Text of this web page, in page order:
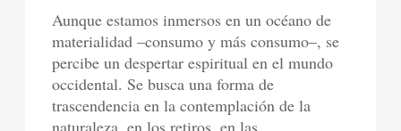
Aunque estamos inmersos en un océano de
materialidad –consumo y más consumo–, se
percibe un despertar espiritual en el mundo
occidental. Se busca una forma de
trascendencia en la contemplación de la
naturaleza, en los retiros, en las